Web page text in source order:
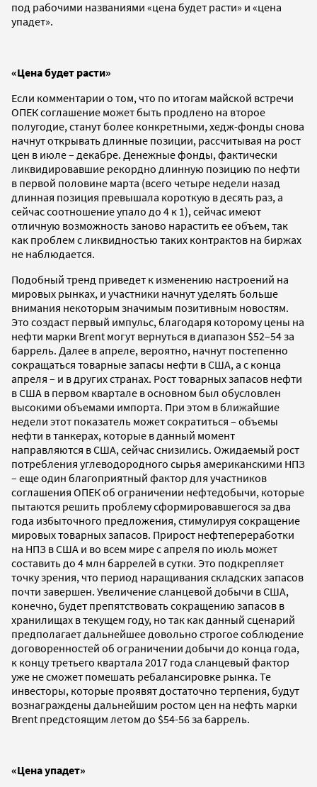
под рабочими названиями «цена будет расти» и «цена
упадет».
«Цена будет расти»
Если комментарии о том, что по итогам майской встречи
ОПЕК соглашение может быть продлено на второе
полугодие, станут более конкретными, хедж-фонды снова
начнут открывать длинные позиции, рассчитывая на рост
цен в июле – декабре. Денежные фонды, фактически
ликвидировавшие рекордно длинную позицию по нефти
в первой половине марта (всего четыре недели назад
длинная позиция превышала короткую в десять раз, а
сейчас соотношение упало до 4 к 1), сейчас имеют
отличную возможность заново нарастить ее объем, так
как проблем с ликвидностью таких контрактов на биржах
не наблюдается.
Подобный тренд приведет к изменению настроений на
мировых рынках, и участники начнут уделять больше
внимания некоторым значимым позитивным новостям.
Это создаст первый импульс, благодаря которому цены на
нефти марки Brent могут вернуться в диапазон $52–54 за
баррель. Далее в апреле, вероятно, начнут постепенно
сокращаться товарные запасы нефти в США, а с конца
апреля – и в других странах. Рост товарных запасов нефти
в США в первом квартале в основном был обусловлен
высокими объемами импорта. При этом в ближайшие
недели этот показатель может сократиться – объемы
нефти в танкерах, которые в данный момент
направляются в США, сейчас снизились. Ожидаемый рост
потребления углеводородного сырья американскими НПЗ
– еще один благоприятный фактор для участников
соглашения ОПЕК об ограничении нефтедобычи, которые
пытаются решить проблему сформировавшегося за два
года избыточного предложения, стимулируя сокращение
мировых товарных запасов. Прирост нефтепереработки
на НПЗ в США и во всем мире с апреля по июль может
составить до 4 млн баррелей в сутки. Это подкрепляет
точку зрения, что период наращивания складских запасов
почти завершен. Увеличение сланцевой добычи в США,
конечно, будет препятствовать сокращению запасов в
хранилищах в текущем году, но так как данный сценарий
предполагает дальнейшее довольно строгое соблюдение
договоренностей об ограничении добычи до конца года,
к концу третьего квартала 2017 года сланцевый фактор
уже не сможет помешать ребалансировке рынка. Те
инвесторы, которые проявят достаточно терпения, будут
вознаграждены дальнейшим ростом цен на нефть марки
Brent предстоящим летом до $54-56 за баррель.
«Цена упадет»